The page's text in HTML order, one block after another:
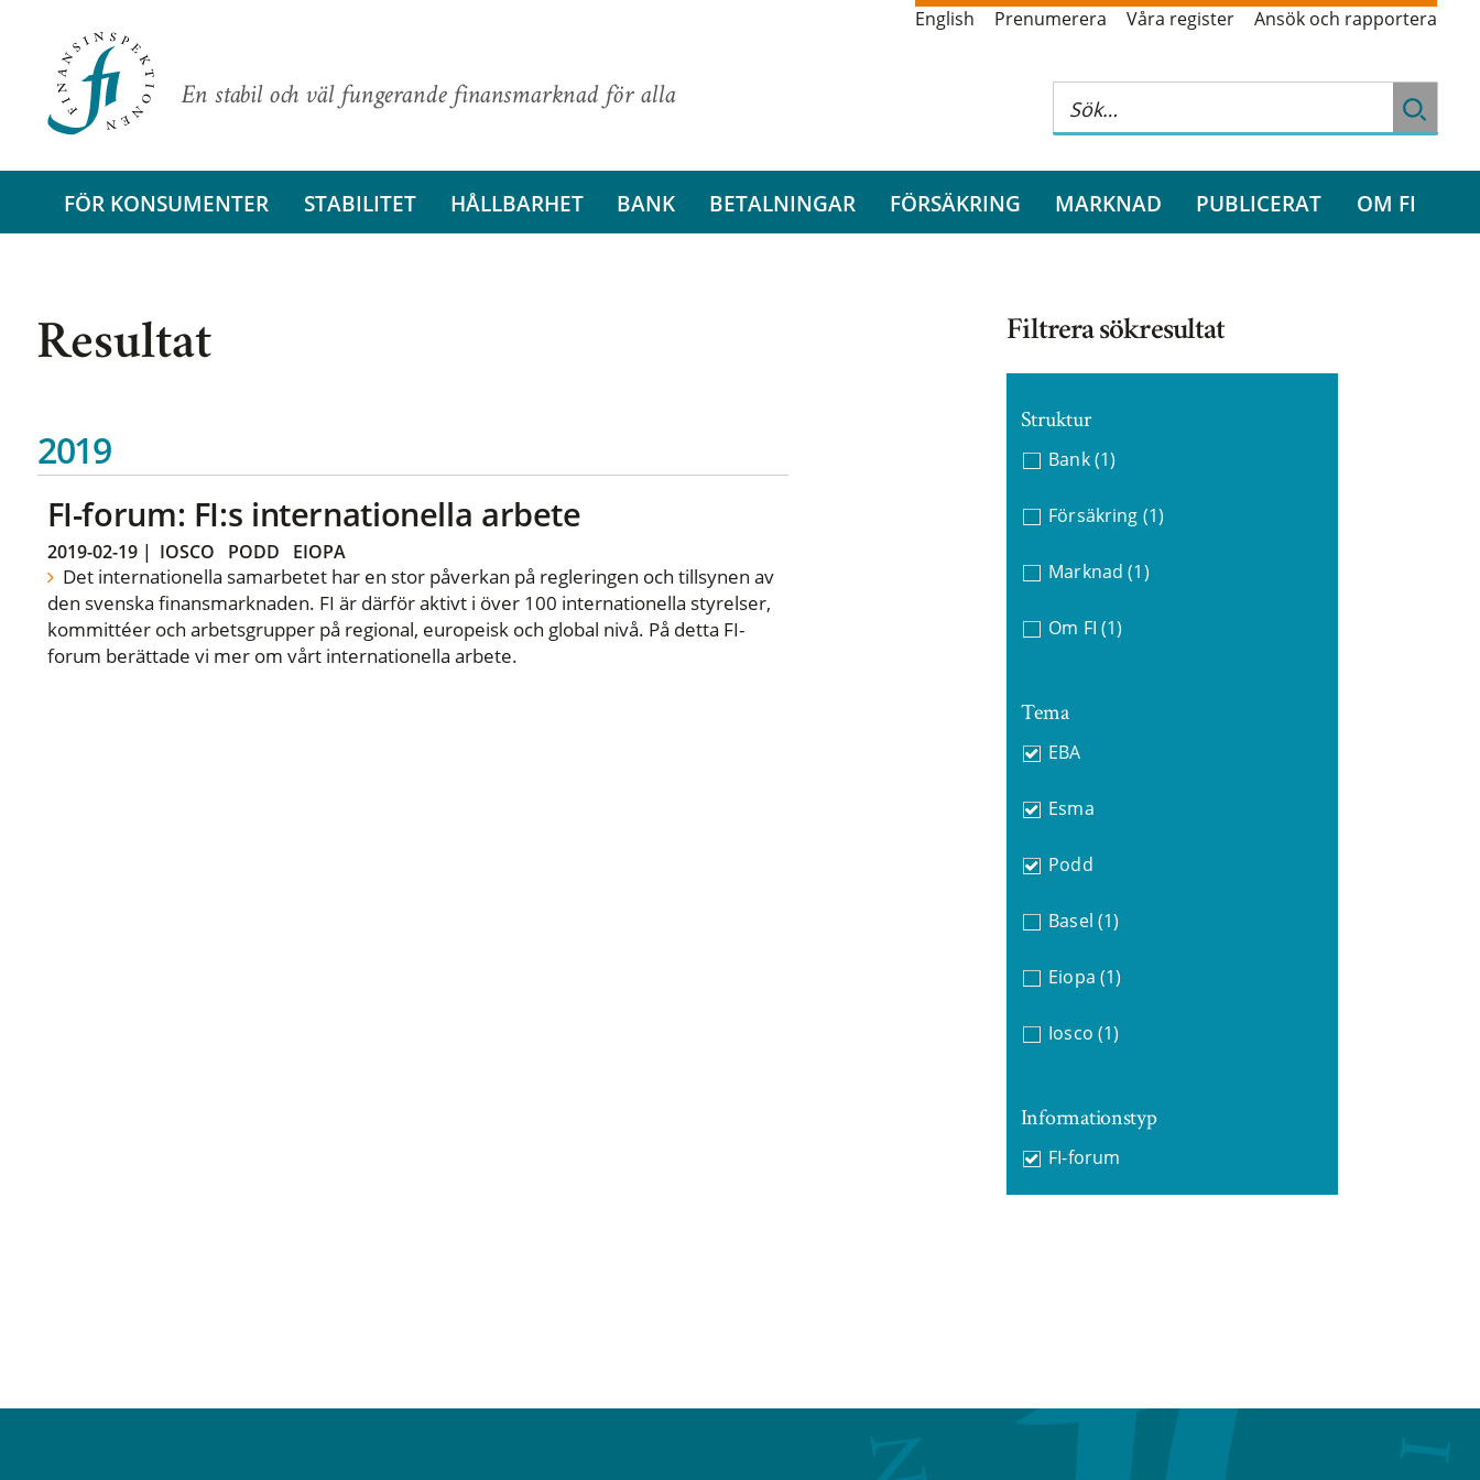
En stabil och väl fungerande finansmarknad för alla
English Prenumerera Våra register Ansök och rapportera
FÖR KONSUMENTER STABILITET HÅLLBARHET BANK BETALNINGAR FÖRSÄKRING MARKNAD PUBLICERAT OM FI
Resultat
2019
FI-forum: FI:s internationella arbete
2019-02-19| IOSCO PODD EIOPA
Det internationella samarbetet har en stor påverkan på regleringen och tillsynen av
den svenska finansmarknaden. FI är därför aktivt i över 100 internationella styrelser,
kommittéer och arbetsgrupper på regional, europeisk och global nivå. På detta FI-
forum berättade vi mer om vårt internationella arbete.
Filtrera sökresultat
Struktur
Bank (1)
Försäkring (1)
Marknad (1)
Om FI (1)
Tema
EBA
Esma
Podd
Basel (1)
Eiopa (1)
Iosco (1)
Informationstyp
FI-forum